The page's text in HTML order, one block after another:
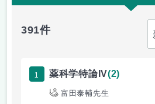
391件
1 薬科学特論IV(2)
富田泰輔先生